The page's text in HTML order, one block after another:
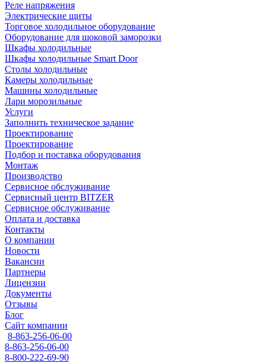
Реле напряжения
Электрические щиты
Торговое холодильное оборудование
Оборудование для шоковой заморозки
Шкафы холодильные
Шкафы холодильные Smart Door
Столы холодильные
Камеры холодильные
Машины холодильные
Лари морозильные
Услуги
Заполнить техническое задание
Проектирование
Проектирование
Подбор и поставка оборудования
Монтаж
Производство
Сервисное обслуживание
Сервисный центр BITZER
Сервисное обслуживание
Оплата и доставка
Контакты
О компании
Новости
Вакансии
Партнеры
Лицензии
Документы
Отзывы
Блог
Сайт компании
8-863-256-06-00
8-863-256-06-00
8-800-222-69-90